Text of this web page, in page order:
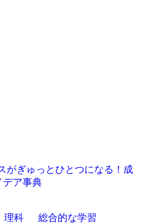
がぎゅっとひとつになる！成
デア事典
理科
総合的な学習